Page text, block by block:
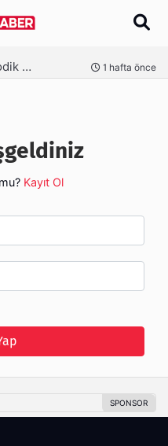
Su Arıtma Sistemlerinde Periyodik Bakım Neden Kritik? 1 hafta önce
Kayıt Ol